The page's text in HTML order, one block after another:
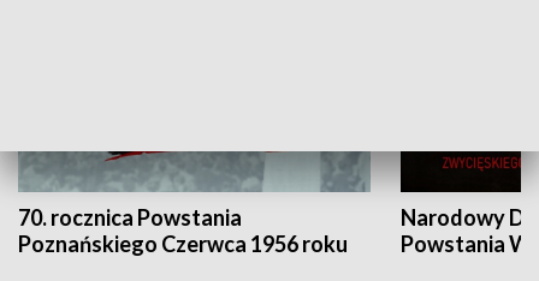
70. rocznica Powstania
Poznańskiego Czerwca 1956 roku
Narodowy
Powstania